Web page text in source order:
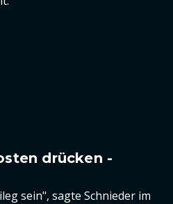
drücken -
sein", sagte Schnieder im